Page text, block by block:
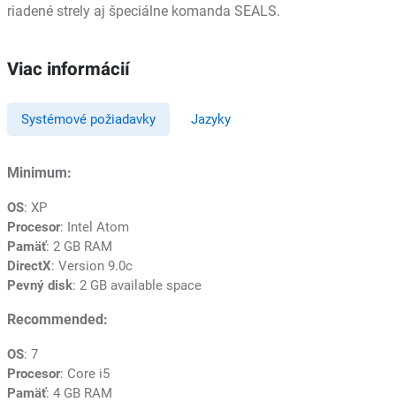
riadené strely aj špeciálne komanda SEALS.
Viac informácií
Systémové požiadavky Jazyky
Minimum:
OS: XP
Procesor: Intel Atom
Pamäť: 2 GB RAM
DirectX: Version 9.0c
Pevný disk: 2 GB available space
Recommended:
OS: 7
Procesor: Core i5
Pamäť: 4 GB RAM